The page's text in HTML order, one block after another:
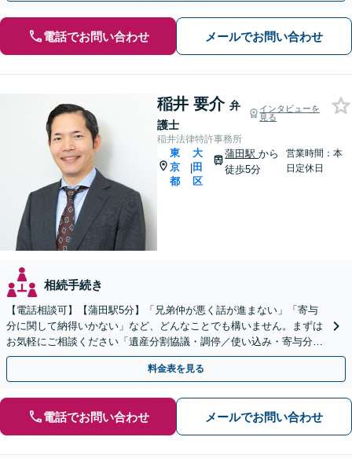
電話でお問い合わせ メールでお問い合わせ
稲井 要介 弁
護士
インタビューを
見る
稲井法律特許事務所
東
京
都
|
大
田
区
蒲田駅から
徒歩5分
営業時間：本
日定休日
相続手続き
【電話相談可】【蒲田駅5分】「兄弟仲が悪く話が進まない」「寄与
分に関して納得いかない」など、どんなことでも構いません。まずは
お気軽にご相談ください「遺産分割協議・調停／使い込み・寄与分／
遺留分侵害額請求／相続放棄／事業承継／遺言書作成など」
料金表を見る
電話でお問い合わせ メールでお問い合わせ